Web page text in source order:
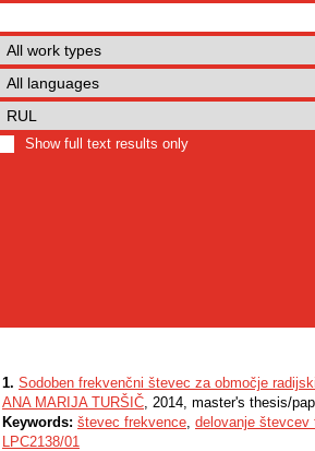
Show full text results only
1. Sodoben frekvenčni števec za območje
ANA MARIJA TURŠIČ, 2014, master's thesis/
Keywords: števec frekvence, delovanje števcev
LPC2138/01